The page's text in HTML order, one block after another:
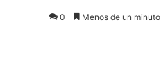
0 Menos de un minuto